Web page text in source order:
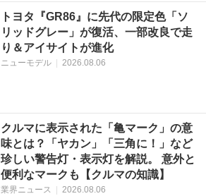
トヨタ『GR86』に先代の限定色「ソ
リッドグレー」が復活、一部改良で走
り＆アイサイトが進化
ニューモデル 2026.08.06
クルマに表示された「亀マーク」の意
味とは？「ヤカン」「三角に！」など
珍しい警告灯・表示灯を解説。 意外と
便利なマークも【クルマの知識】
業界ニュース 2026.08.06